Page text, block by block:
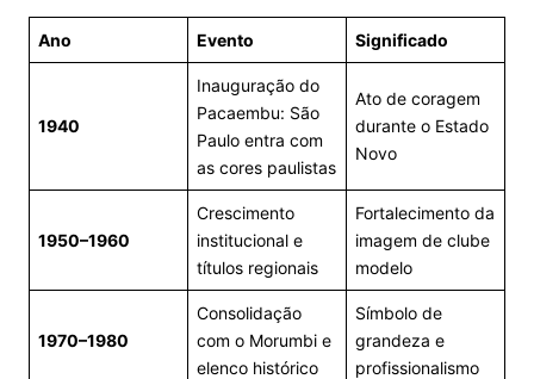
Ano Evento Significado
1940
Inauguração do
Pacaembu: São
Paulo entra com
as cores paulistas
Ato de coragem
durante o Estado
Novo
1950–1960
Crescimento
institucional e
títulos regionais
Fortalecimento da
imagem de clube
modelo
1970–1980
Consolidação
com o Morumbi e
elenco histórico
Símbolo de
grandeza e
profissionalismo